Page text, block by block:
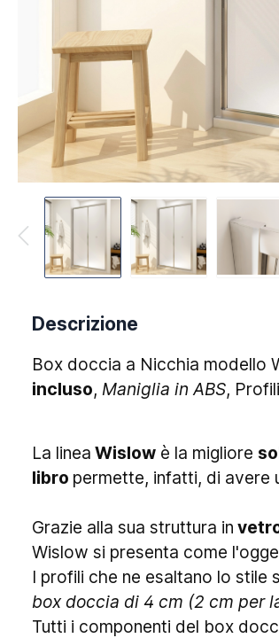
Descrizione
Box doccia a Nicchia modello
incluso, Maniglia in ABS,
La linea Wislow è la migliore
libro permette, infatti, di avere
Grazie alla sua struttura in
Wislow si presenta come
I profili che ne esaltano lo stile
box doccia di 4 cm (2 cm per
Tutti i componenti del box